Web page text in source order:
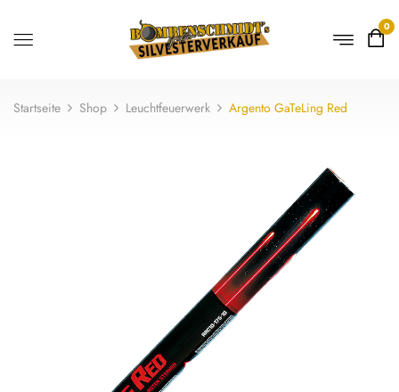
0
Startseite Shop Leuchtfeuerwerk Argento GaTeLing Red